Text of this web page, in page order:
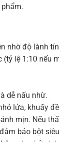
nhờ độ lành
lệ 1:10 nếu
dễ nấu nhừ.
lửa, khuấy
mịn. Nếu
bảo bột